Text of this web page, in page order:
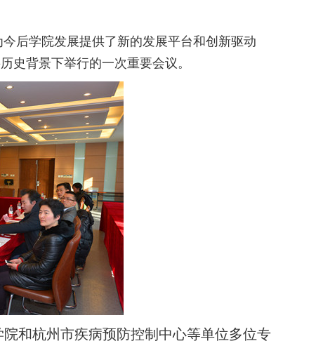
后学院发展提供了新的发展平台和创新驱动
史背景下举行的一次重要会议。
和杭州市疾病预防控制中心等单位多位专